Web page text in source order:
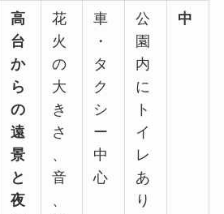
高
台
か
ら
の
遠
景
と
夜
花
火
の
大
き
さ
、
音
、
車
・
タ
ク
シ
ー
中
心
公
園
内
に
ト
イ
レ
あ
り
中